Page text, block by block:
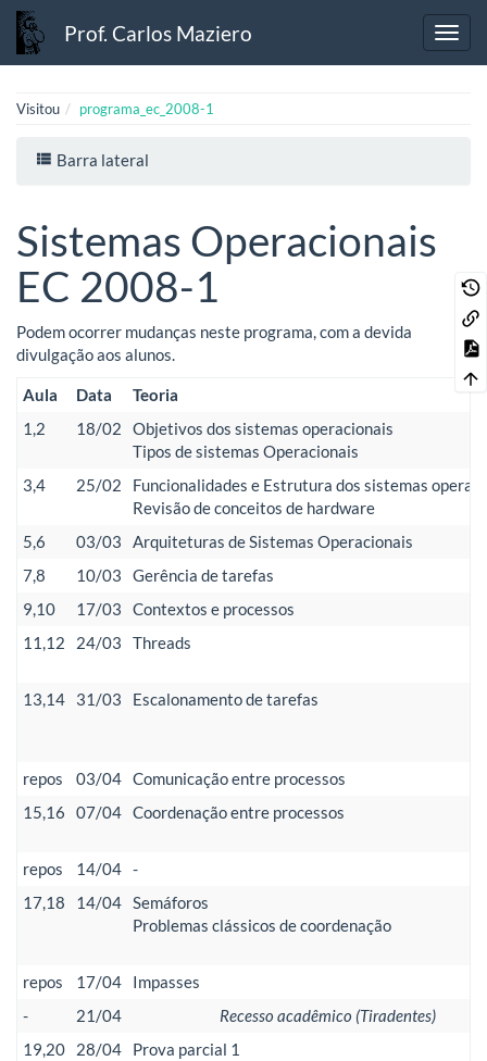
Prof. Carlos Maziero
Visitou programa_ec_2008-1
Barra lateral
Sistemas Operacionais
EC 2008-1
Podem ocorrer mudanças neste programa, com a devida
divulgação aos alunos.
Aula Data
Teoria
1,2
18/02
Objetivos dos sistemas operacionais
Tipos de sistemas Operacionais
3,4
25/02
Funcionalidades e Estrutura dos sistemas
Revisão de conceitos de hardware
5,6
03/03
Arquiteturas de Sistemas Operacionais
7,8
10/03
Gerência de tarefas
9,10
17/03
Contextos e processos
11,12
24/03 Threads
13,14 31/03 Escalonamento de tarefas
repos 03/04 Comunicação entre processos
15,16
07/04 Coordenação entre processos
repos 14/04 -
17,18
14/04 Semáforos
Problemas clássicos de coordenação
repos 17/04
Impasses
-
21/04
Recesso acadêmico (Tiradentes)
19,20
28/04 Prova parcial 1